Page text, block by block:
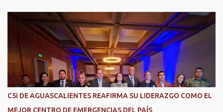
Municipal. Explicó que dicho desarrollo corresponde a otro
estado, específicamente Jalisco, por lo que la promoción de
“terrenos en Aguascalientes” bajo ese nombre distorsiona la
información y puede inducir a error a las personas interesadas en
adquirir un inmueble. "Hay unos anuncios que anuncian
desarrollos que como Ciudad Maderas, ese desarrollo no está
autorizado ni existe en Aguascalientes, es en Jalisco, entonces luego
C5i DE AGUASCALIENTES REAFIRMA SU LIDERAZGO COMO EL
MEJOR CENTRO DE EMERGENCIAS DEL PAÍS